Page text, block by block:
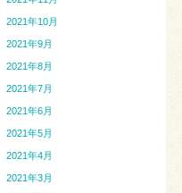
2021年10月
2021年9月
2021年8月
2021年7月
2021年6月
2021年5月
2021年4月
2021年3月